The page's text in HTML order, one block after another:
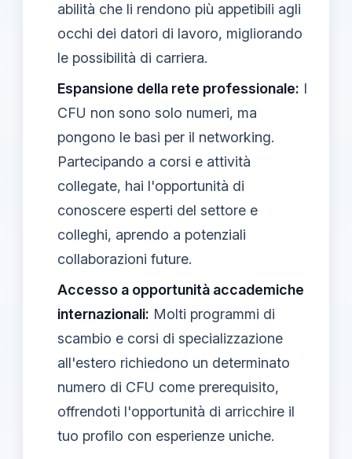
abilità che li rendono più appetibili agli
occhi dei datori di lavoro, migliorando
le possibilità di carriera.
Espansione della rete professionale: I
CFU non sono solo numeri, ma
pongono le basi per il networking.
Partecipando a corsi e attività
collegate, hai l'opportunità di
conoscere esperti del settore e
colleghi, aprendo a potenziali
collaborazioni future.
Accesso a opportunità accademiche
internazionali: Molti programmi di
scambio e corsi di specializzazione
all'estero richiedono un determinato
numero di CFU come prerequisito,
offrendoti l'opportunità di arricchire il
tuo profilo con esperienze uniche.